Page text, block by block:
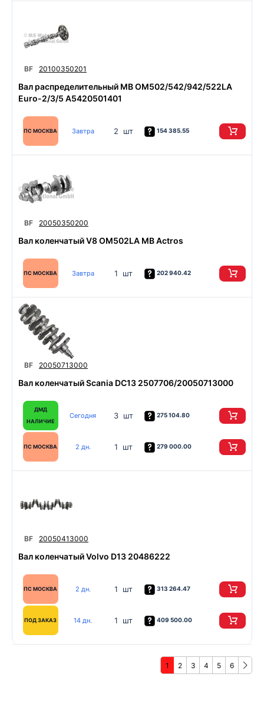
BF 20100350201
Вал распределительный MB OM502/542/942/522LA
Euro-2/3/5 A5420501401
ПС МОСКВА Завтра 2 шт 154 385.55
BF 20050350200
Вал коленчатый V8 OM502LA MB Actros
ПС МОСКВА Завтра 1 шт 202 940.42
BF 20050713000
Вал коленчатый Scania DC13 2507706/20050713000
ДМД
НАЛИЧИЕ
Сегодня 3 шт 275 104.80
ПС МОСКВА 2 дн. 1 шт 279 000.00
BF 20050413000
Вал коленчатый Volvo D13 20486222
ПС МОСКВА 2 дн. 1 шт 313 264.47
ПОД ЗАКАЗ 14 дн. 1 шт 409 500.00
1 2 3 4 5 6